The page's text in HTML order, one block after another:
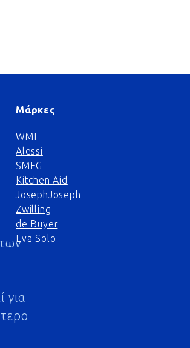
για
Μάρκες
WMF
Alessi
SMEG
Kitchen Aid
JosephJoseph
Zwilling
de Buyer
Eva Solo